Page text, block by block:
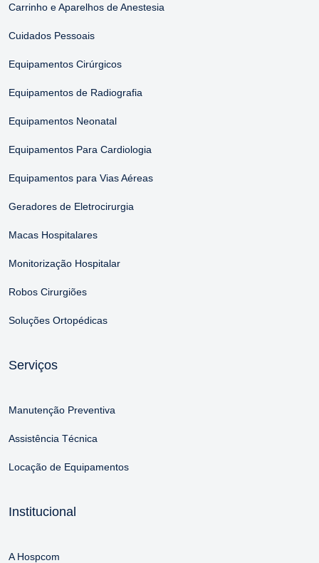
Carrinho e Aparelhos de Anestesia
Cuidados Pessoais
Equipamentos Cirúrgicos
Equipamentos de Radiografia
Equipamentos Neonatal
Equipamentos Para Cardiologia
Equipamentos para Vias Aéreas
Geradores de Eletrocirurgia
Macas Hospitalares
Monitorização Hospitalar
Robos Cirurgiões
Soluções Ortopédicas
Serviços
Manutenção Preventiva
Assistência Técnica
Locação de Equipamentos
Institucional
A Hospcom